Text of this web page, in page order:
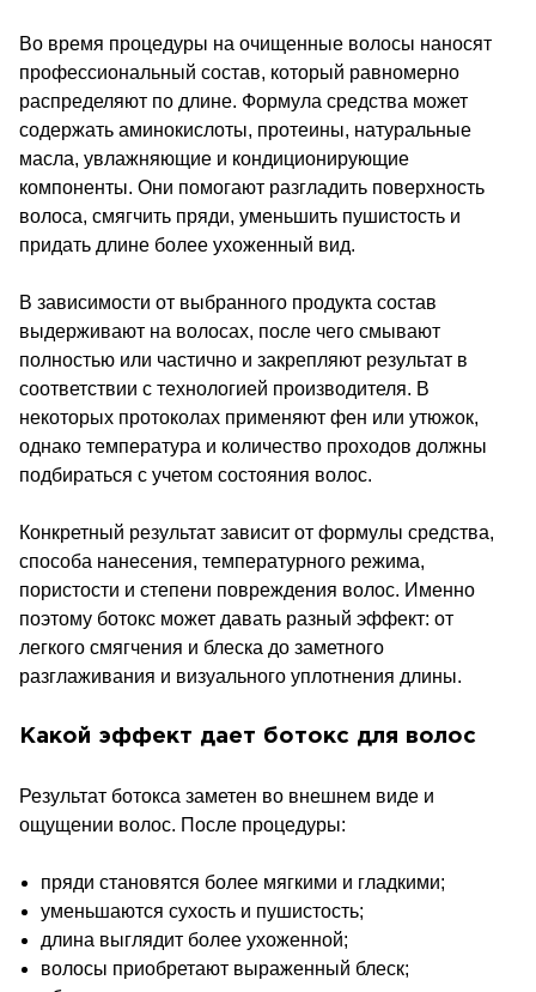
Во время процедуры на очищенные волосы наносят
профессиональный состав, который равномерно
распределяют по длине. Формула средства может
содержать аминокислоты, протеины, натуральные
масла, увлажняющие и кондиционирующие
компоненты. Они помогают разгладить поверхность
волоса, смягчить пряди, уменьшить пушистость и
придать длине более ухоженный вид.
В зависимости от выбранного продукта состав
выдерживают на волосах, после чего смывают
полностью или частично и закрепляют результат в
соответствии с технологией производителя. В
некоторых протоколах применяют фен или утюжок,
однако температура и количество проходов должны
подбираться с учетом состояния волос.
Конкретный результат зависит от формулы средства,
способа нанесения, температурного режима,
пористости и степени повреждения волос. Именно
поэтому ботокс может давать разный эффект: от
легкого смягчения и блеска до заметного
разглаживания и визуального уплотнения длины.
Какой эффект дает ботокс для волос
Результат ботокса заметен во внешнем виде и
ощущении волос. После процедуры:
пряди становятся более мягкими и гладкими;
уменьшаются сухость и пушистость;
длина выглядит более ухоженной;
волосы приобретают выраженный блеск;